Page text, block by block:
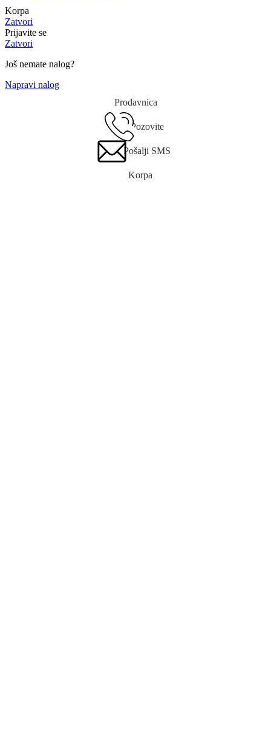
Korpa
Zatvori
Prijavite se
Zatvori
Još nemate nalog?
Napravi nalog
Prodavnica
Pozovite
Pošalji SMS
Korpa